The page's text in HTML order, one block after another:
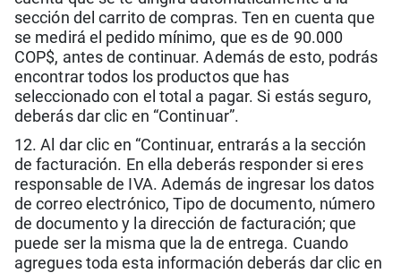
sección del carrito de compras. Ten en cuenta que
se medirá el pedido mínimo, que es de 90.000
COP$, antes de continuar. Además de esto, podrás
encontrar todos los productos que has
seleccionado con el total a pagar. Si estás seguro,
deberás dar clic en “Continuar”.
12. Al dar clic en “Continuar, entrarás a la sección
de facturación. En ella deberás responder si eres
responsable de IVA. Además de ingresar los datos
de correo electrónico, Tipo de documento, número
de documento y la dirección de facturación; que
puede ser la misma que la de entrega. Cuando
agregues toda esta información deberás dar clic en